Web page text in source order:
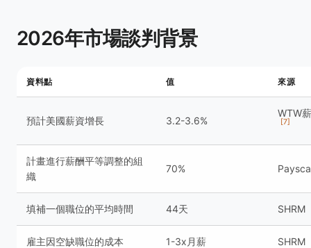
2026年市場談判背景
資料點 值 來源
預計美國薪資增長 3.2-3.6%
WTW
[7]
計畫進行薪酬平等調整的組
織
70%
填補一個職位的平均時間 44天 SHRM
雇主因空缺職位的成本 1-3x月薪 SHRM